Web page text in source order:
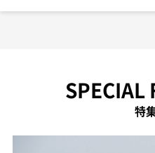
SPECIAL
特